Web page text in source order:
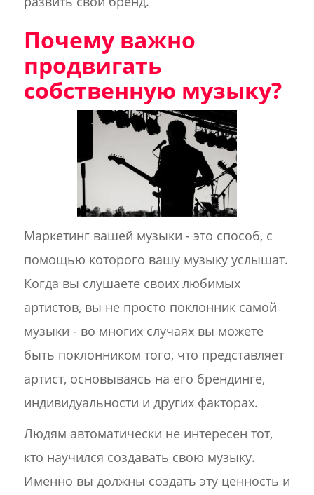
Почему важно
продвигать
собственную музыку?
Маркетинг вашей музыки - это способ, с
помощью которого вашу музыку услышат.
Когда вы слушаете своих любимых
артистов, вы не просто поклонник самой
музыки - во многих случаях вы можете
быть поклонником того, что представляет
артист, основываясь на его брендинге,
индивидуальности и других факторах.
Людям автоматически не интересен тот,
кто научился создавать свою музыку.
Именно вы должны создать эту ценность и